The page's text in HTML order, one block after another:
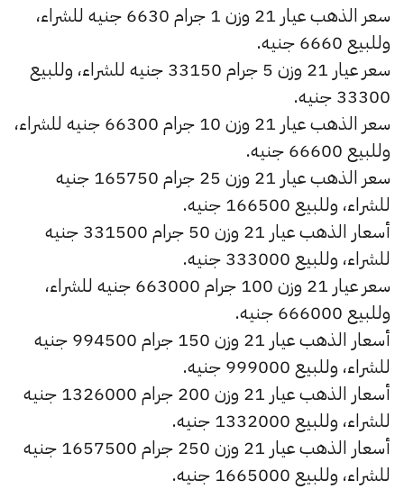
سعر الذهب عيار 21 وزن 1 جرام 6630 جنيه للشراء،
وللبيع 6660 جنيه.
سعر عيار 21 وزن 5 جرام 33150 جنيه للشراء، وللبيع
33300 جنيه.
سعر الذهب عيار 21 وزن 10 جرام 66300 جنيه للشراء،
وللبيع 66600 جنيه.
سعر الذهب عيار 21 وزن 25 جرام 165750 جنيه
للشراء، وللبيع 166500 جنيه.
أسعار الذهب عيار 21 وزن 50 جرام 331500 جنيه
للشراء، وللبيع 333000 جنيه.
سعر عيار 21 وزن 100 جرام 663000 جنيه للشراء،
وللبيع 666000 جنيه.
أسعار الذهب عيار 21 وزن 150 جرام 994500 جنيه
للشراء، وللبيع 999000 جنيه.
أسعار الذهب عيار 21 وزن 200 جرام 1326000 جنيه
للشراء، وللبيع 1332000 جنيه.
أسعار الذهب عيار 21 وزن 250 جرام 1657500 جنيه
للشراء، وللبيع 1665000 جنيه.